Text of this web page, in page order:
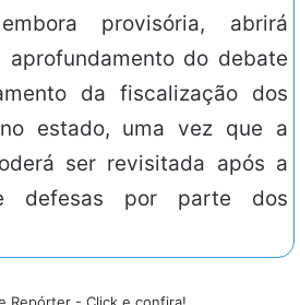
provisória, abrirá
aprofundamento do debate
da fiscalização dos
estado, uma vez que a
ser revisitada após a
defesas por parte dos
Repórter - Click e confira!